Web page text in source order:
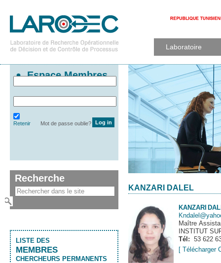
Laboratoire
KANZARI DALEL
KANZARI
Maître
INSTITUT
Tél: 53 622
[ Télécharger
Espace Membres
Retenir Mot de passe oublie?
Recherche
LISTE DES
MEMBRES
CHERCHEURS PERMANENTS